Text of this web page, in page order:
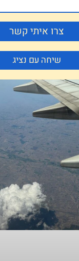
צרו איתי קשר
שיחה עם נציג